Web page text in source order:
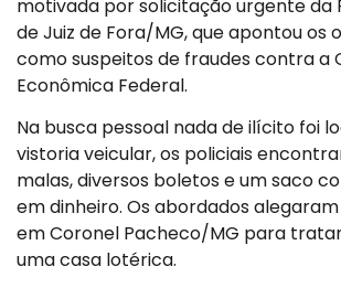
motivada por solicitação urgente da
de Juiz de Fora/MG, que apontou os
como suspeitos de fraudes contra a
Econômica Federal.
Na busca pessoal nada de ilícito foi
vistoria veicular, os policiais
malas, diversos boletos e um saco
em dinheiro. Os abordados
em Coronel Pacheco/MG para
uma casa lotérica.